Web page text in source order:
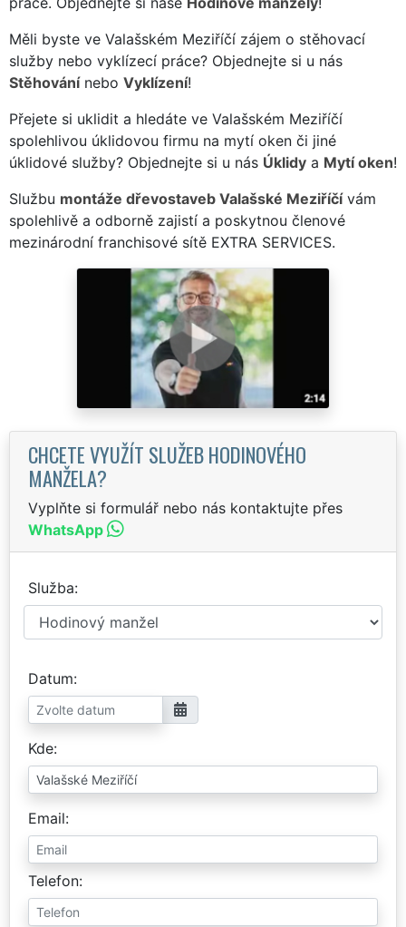
Měli byste ve Valašském Meziříčí zájem o stěhovací
služby nebo vyklízecí práce? Objednejte si u nás
Stěhovánínebo Vyklízení!
Přejete si uklidit a hledáte ve Valašském Meziříčí
spolehlivou úklidovou firmu na mytí oken či jiné
úklidové služby? Objednejte si u nás Úklidy a Mytí oken!
Službu montáže dřevostaveb Valašské Meziříčívám
spolehlivě a odborně zajistí a poskytnou členové
mezinárodní franchisové sítě EXTRA SERVICES.
CHCETE VYUŽÍT SLUŽEB HODINOVÉHO
MANŽELA?
Vyplňte si formulář nebo nás kontaktujte přes
WhatsApp
Služba
Datum
Kde
Email
Telefon